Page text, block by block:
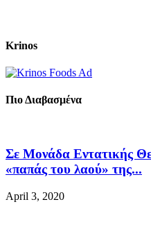
Krinos
Πιο Διαβασμένα
Σε Μονάδα Εντατικής
«παπάς του λαού» της...
April 3, 2020